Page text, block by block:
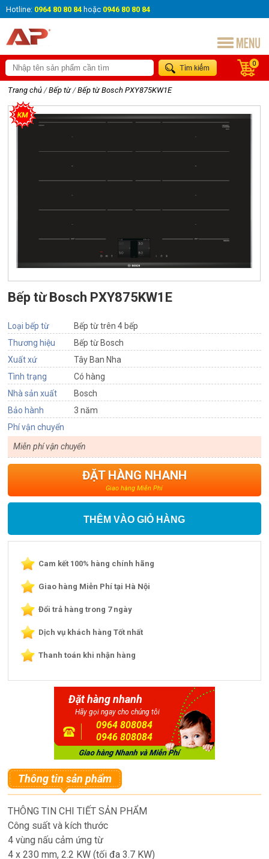
Hotline: 0964 80 80 84 hoặc 0946 80 80 84
0
Trang chủ / Bếp từ / Bếp từ Bosch PXY875KW1E
Bếp từ Bosch PXY875KW1E
Loại bếp từ
Bếp từ trên 4 bếp
Thương hiệu
Bếp từ Bosch
Xuất xứ
Tây Ban Nha
Tình trạng
Có hàng
Nhà sản xuất
Bosch
Bảo hành
3 năm
Phí vận chuyển
Miễn phí vận chuyển
ĐẶT HÀNG NHANH
Giao hàng Miễn Phí
THÊM VÀO GIỎ HÀNG
Cam kết 100% hàng chính hãng
Giao hàng Miễn Phí tại Hà Nội
Đổi trả hàng trong 7 ngày
Dịch vụ khách hàng Tốt nhất
Thanh toán khi nhận hàng
Đặt hàng nhanh
Hãy gọi ngay cho chúng tôi
0964 808084
0946 808084
Thông tin sản phẩm
THÔNG TIN CHI TIẾT SẢN PHẨM
Công suất và kích thước
4 vùng nấu cảm ứng từ
4 x 230 mm, 2.2 KW (tối đa 3.7 KW)